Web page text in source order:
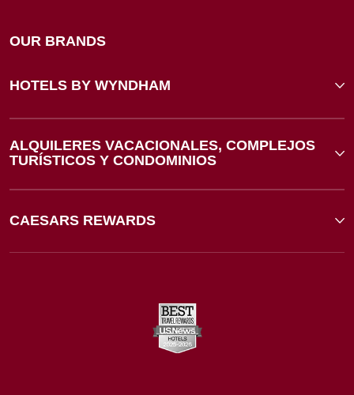
OUR BRANDS
HOTELS BY WYNDHAM
ALQUILERES VACACIONALES, COMPLEJOS
TURÍSTICOS Y CONDOMINIOS
CAESARS REWARDS